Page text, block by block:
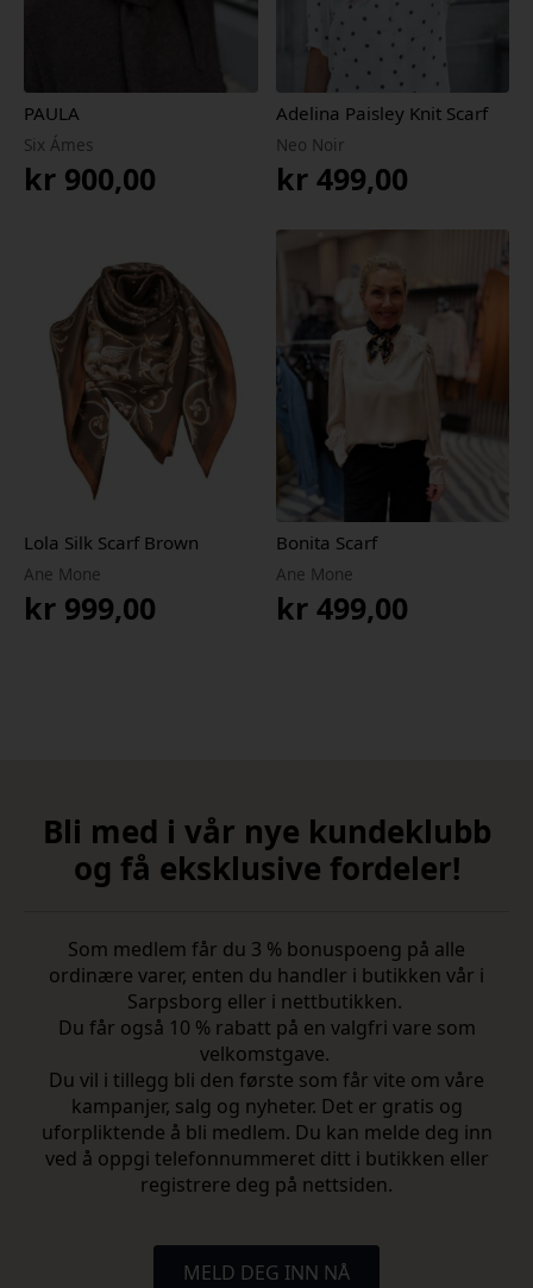
PAULA
Six Ámes
kr 900,00
Adelina Paisley Knit Scarf
Neo Noir
kr499,00
Lola Silk Scarf Brown
Ane Mone
kr 999,00
Bonita Scarf
Ane Mone
kr499,00
Bli med i vår nye kundeklubb
og få eksklusive fordeler!
Som medlem får du 3 % bonuspoeng på alle
ordinære varer, enten du handler i butikken vår i
Sarpsborg eller i nettbutikken.
Du får også 10 % rabatt på en valgfri vare som
velkomstgave.
Du vil i tillegg bli den første som får vite om våre
kampanjer, salg og nyheter. Det er gratis og
uforpliktende å bli medlem. Du kan melde deg inn
ved å oppgi telefonnummeret ditt i butikken eller
registrere deg på nettsiden.
MELD DEG INN NÅ